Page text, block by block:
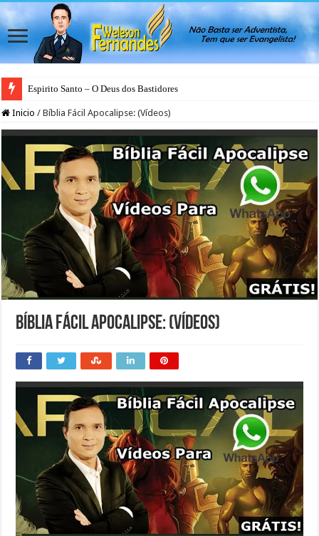
Espirito Santo – O Deus dos Bastidores
Inicio / Bíblia Fácil Apocalipse: (Vídeos)
Bíblia Fácil Apocalipse: (Vídeos)